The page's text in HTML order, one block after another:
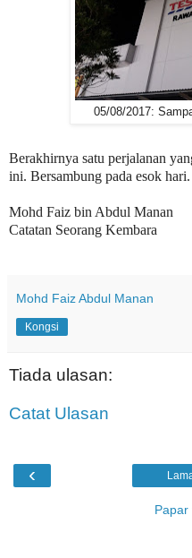
05/08/2017:
Berakhirnya satu perjalanan
ini. Bersambung pada esok hari.
Mohd Faiz bin Abdul Manan
Catatan Seorang Kembara
Mohd Faiz Abdul Manan
Kongsi
Tiada ulasan:
Catat Ulasan
‹
Papar